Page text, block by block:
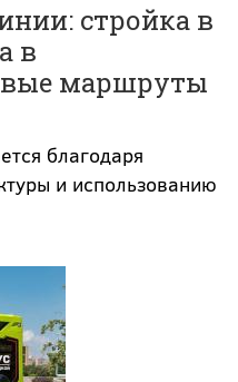
стройка в
в
маршруты
благодаря
и использованию